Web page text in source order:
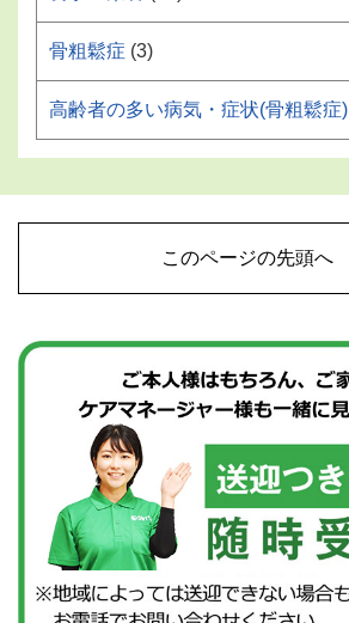
骨粗鬆症 (3)
高齢者の多い病気・症状(骨粗鬆症)
このページの先頭へ